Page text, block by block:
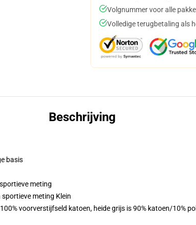
Volgnummer voor alle
Volledige terugbetaling als
Beschrijving
basis
meting
meting Klein
voorverstijfseld katoen, heide grijs is 90% katoen/10%